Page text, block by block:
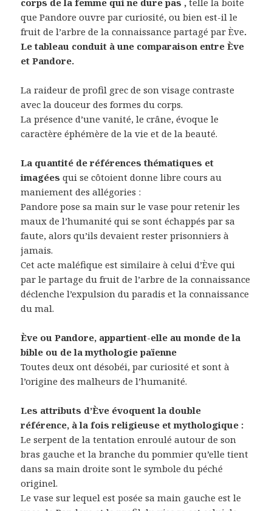
corps de la femme qui ne dure pas , telle la boite
que Pandore ouvre par curiosité, ou bien est-il le
fruit de l’arbre de la connaissance partagé par Ève.
Le tableau conduit à une comparaison entre Ève
et Pandore.
La raideur de profil grec de son visage contraste
avec la douceur des formes du corps.
La présence d’une vanité, le crâne, évoque le
caractère éphémère de la vie et de la beauté.
La quantité de références thématiques et
imagéesqui se côtoient donne libre cours au
maniement des allégories :
Pandore pose sa main sur le vase pour retenir les
maux de l’humanité qui se sont échappés par sa
faute, alors qu’ils devaient rester prisonniers à
jamais.
Cet acte maléfique est similaire à celui d’Ève qui
par le partage du fruit de l’arbre de la connaissance
déclenche l’expulsion du paradis et la connaissance
du mal.
Ève ou Pandore, appartient-elle au monde de la
bible ou de la mythologie païenne
Toutes deux ont désobéi, par curiosité et sont à
l’origine des malheurs de l’humanité.
Les attributs d’Ève évoquent la double
référence, à la fois religieuse et mythologique :
Le serpent de la tentation enroulé autour de son
bras gauche et la branche du pommier qu’elle tient
dans sa main droite sont le symbole du péché
originel.
Le vase sur lequel est posée sa main gauche est le